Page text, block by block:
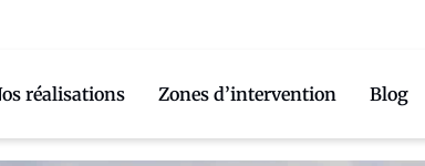
réalisations Zones d’intervention Blog